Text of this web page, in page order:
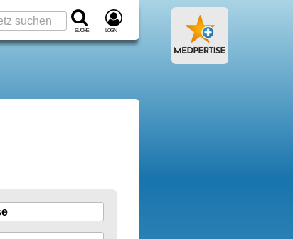
Suche Login